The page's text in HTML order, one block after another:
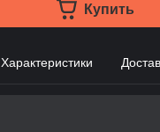
Купить
Характеристики